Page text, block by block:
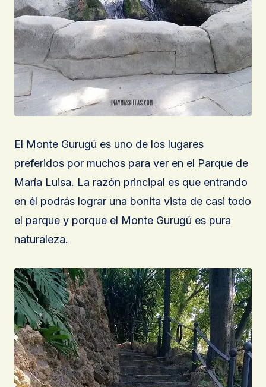
El Monte Gurugú es uno de los lugares
preferidos por muchos para ver en el Parque de
María Luisa. La razón principal es que entrando
en él podrás lograr una bonita vista de casi todo
el parque y porque el Monte Gurugú es pura
naturaleza.